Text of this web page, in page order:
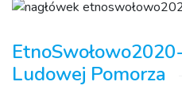
Ludowej Pomorza